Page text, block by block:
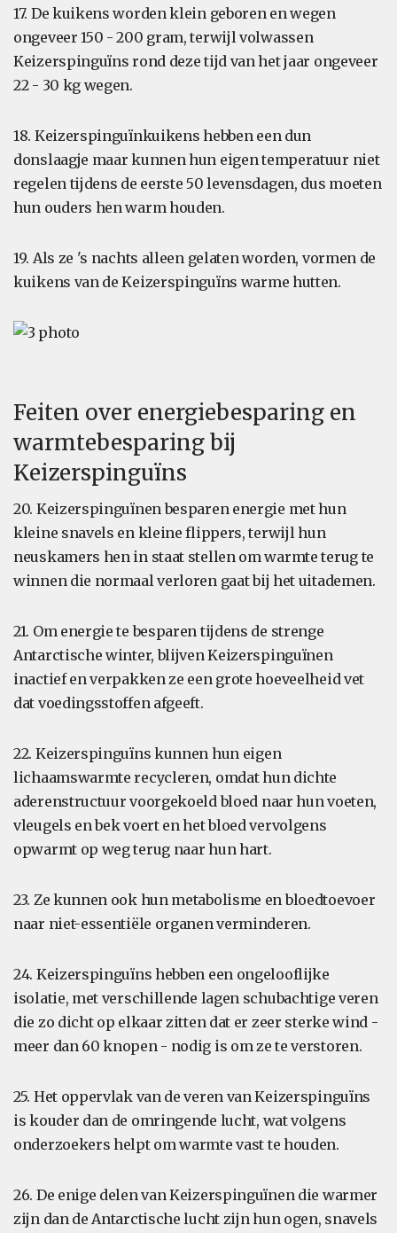
17. De kuikens worden klein geboren en wegen
ongeveer 150 - 200 gram, terwijl volwassen
Keizerspinguïns rond deze tijd van het jaar ongeveer
22 - 30 kg wegen.
18. Keizerspinguïnkuikens hebben een dun
donslaagje maar kunnen hun eigen temperatuur niet
regelen tijdens de eerste 50 levensdagen, dus moeten
hun ouders hen warm houden.
19. Als ze 's nachts alleen gelaten worden, vormen de
kuikens van de Keizerspinguïns warme hutten.
Feiten over energiebesparing en
warmtebesparing bij
Keizerspinguïns
20. Keizerspinguïnen besparen energie met hun
kleine snavels en kleine flippers, terwijl hun
neuskamers hen in staat stellen om warmte terug te
winnen die normaal verloren gaat bij het uitademen.
21. Om energie te besparen tijdens de strenge
Antarctische winter, blijven Keizerspinguïnen
inactief en verpakken ze een grote hoeveelheid vet
dat voedingsstoffen afgeeft.
22. Keizerspinguïns kunnen hun eigen
lichaamswarmte recycleren, omdat hun dichte
aderenstructuur voorgekoeld bloed naar hun voeten,
vleugels en bek voert en het bloed vervolgens
opwarmt op weg terug naar hun hart.
23. Ze kunnen ook hun metabolisme en bloedtoevoer
naar niet-essentiële organen verminderen.
24. Keizerspinguïns hebben een ongelooflijke
isolatie, met verschillende lagen schubachtige veren
die zo dicht op elkaar zitten dat er zeer sterke wind -
meer dan 60 knopen - nodig is om ze te verstoren.
25. Het oppervlak van de veren van Keizerspinguïns
is kouder dan de omringende lucht, wat volgens
onderzoekers helpt om warmte vast te houden.
26. De enige delen van Keizerspinguïnen die warmer
zijn dan de Antarctische lucht zijn hun ogen, snavels